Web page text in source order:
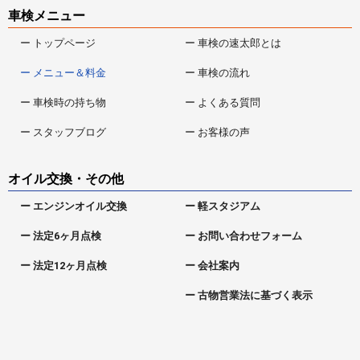
車検メニュー
ー トップページ
ー メニュー＆料金
ー 車検時の持ち物
ー スタッフブログ
ー 車検の速太郎とは
ー 車検の流れ
ー よくある質問
ー お客様の声
オイル交換・その他
ー エンジンオイル交換
ー 法定6ヶ月点検
ー 法定12ヶ月点検
ー 軽スタジアム
ー お問い合わせフォーム
ー 会社案内
ー 古物営業法に基づく表示